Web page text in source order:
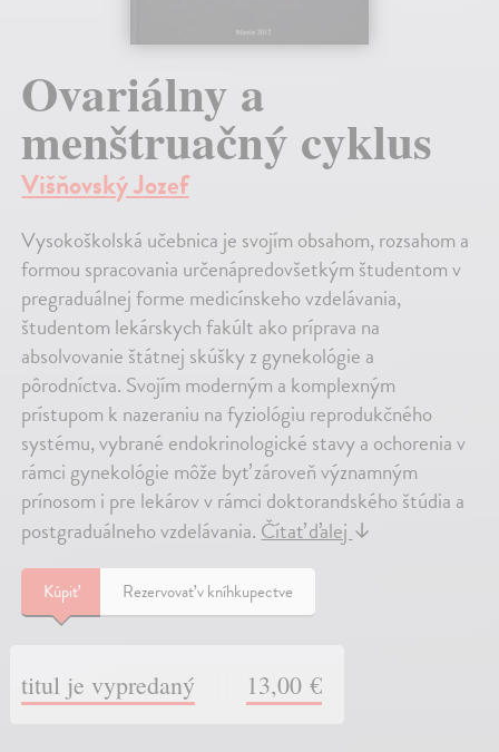
Ovariálny a
menštruačný cyklus
Višňovský Jozef
Vysokoškolská učebnica je svojím obsahom, rozsahom a
formou spracovania určenápredovšetkým študentom v
pregraduálnej forme medicínskeho vzdelávania,
študentom lekárskych fakúlt ako príprava na
absolvovanie štátnej skúšky z gynekológie a
pôrodníctva. Svojím moderným a komplexným
prístupom k nazeraniu na fyziológiu reprodukčného
systému, vybrané endokrinologické stavy a ochorenia v
rámci gynekológie môže byť zároveň významným
prínosom i pre lekárov v rámci doktorandského štúdia a
postgraduálneho vzdelávania.Čítať ďalej↓
Kúpiť Rezervovať v kníhkupectve
titul je vypredaný 13,00 €